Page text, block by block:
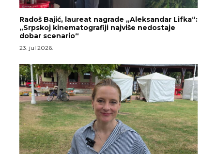
Radoš Bajić, laureat nagrade „Aleksandar Lifka“:
„Srpskoj kinematografiji najviše nedostaje
dobar scenario“
23. jul 2026.